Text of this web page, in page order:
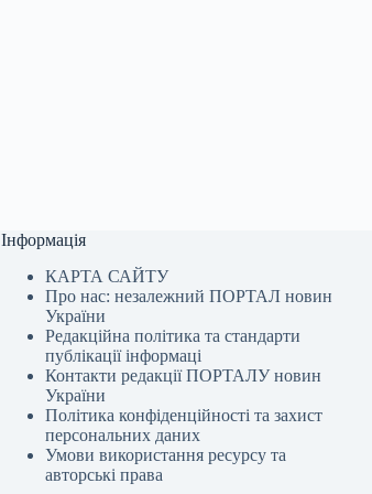
Інформація
КАРТА САЙТУ
Про нас: незалежний ПОРТАЛ новин
України
Редакційна політика та стандарти
публікації інформаці
Контакти редакції ПОРТАЛУ новин
України
Політика конфіденційності та захист
персональних даних
Умови використання ресурсу та
авторські права